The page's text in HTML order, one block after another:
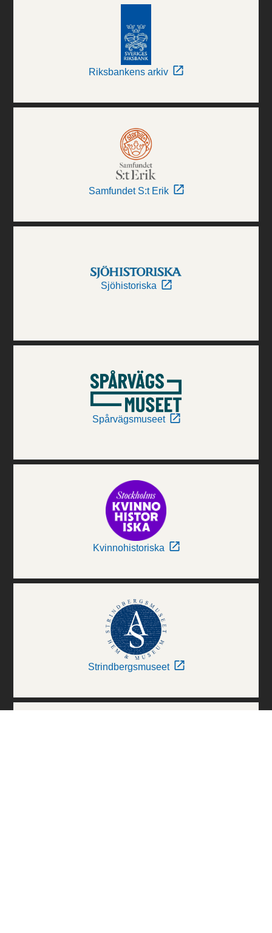
Riksbankens arkiv
Samfundet S:t Erik
Sjöhistoriska
Spårvägsmuseet
Kvinnohistoriska
Strindbergsmuseet